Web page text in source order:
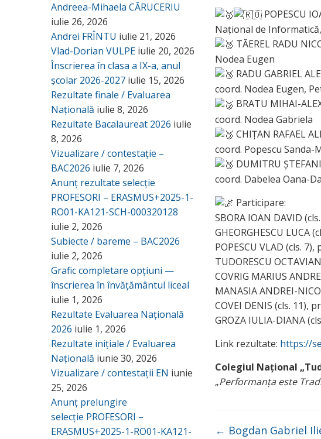
Andreea-Mihaela CĂRUCERIU
iulie 26, 2026
Andrei FRÎNTU iulie 21, 2026
Vlad-Dorian VULPE iulie 20, 2026
Înscrierea în clasa a IX-a, anul
școlar 2026-2027 iulie 15, 2026
Rezultate finale / Evaluarea
Națională iulie 8, 2026
Rezultate Bacalaureat 2026 iulie
8, 2026
Vizualizare / contestație –
BAC2026 iulie 7, 2026
Anunț rezultate selecție
PROFESORI – ERASMUS+2025-1-
RO01-KA121-SCH-000320128
iulie 2, 2026
Subiecte / bareme – BAC2026
iulie 2, 2026
Grafic completare opțiuni —
înscrierea în învățământul liceal
iulie 1, 2026
Rezultate Evaluarea Națională
2026 iulie 1, 2026
Rezultate inițiale / Evaluarea
Națională iunie 30, 2026
Vizualizare / contestații EN iunie
25, 2026
Anunț prelungire
selecție PROFESORI –
ERASMUS+2025-1-RO01-KA121-
POPESCU
Național de
TĂEREL RADU
Nodea Eugen
RADU GABRIEL
coord. Nodea Eugen,
BRATU MIHAI-
coord. Nodea Gabriela
CHIȚAN RAFAEL
coord. Popescu Sanda-
DUMITRU
coord. Dabelea Oana-
Participare:
SBORA IOAN DAVID
GHEORGHESCU LUCA
POPESCU VLAD (cls.
TUDORESCU
COVRIG MARIUS
MANASIA ANDREI-
COVEI DENIS (cls. 11),
GROZA IULIA-DIANA
Link rezultate: https://
Colegiul Național
„Performanța este
← Bogdan Gabriel